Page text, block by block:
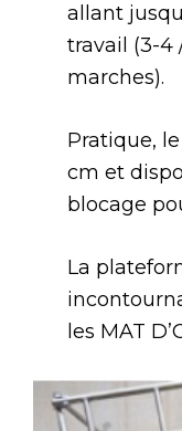
allant
travail (3-4
marches).
Pratique,
cm et
blocage
La
les MAT